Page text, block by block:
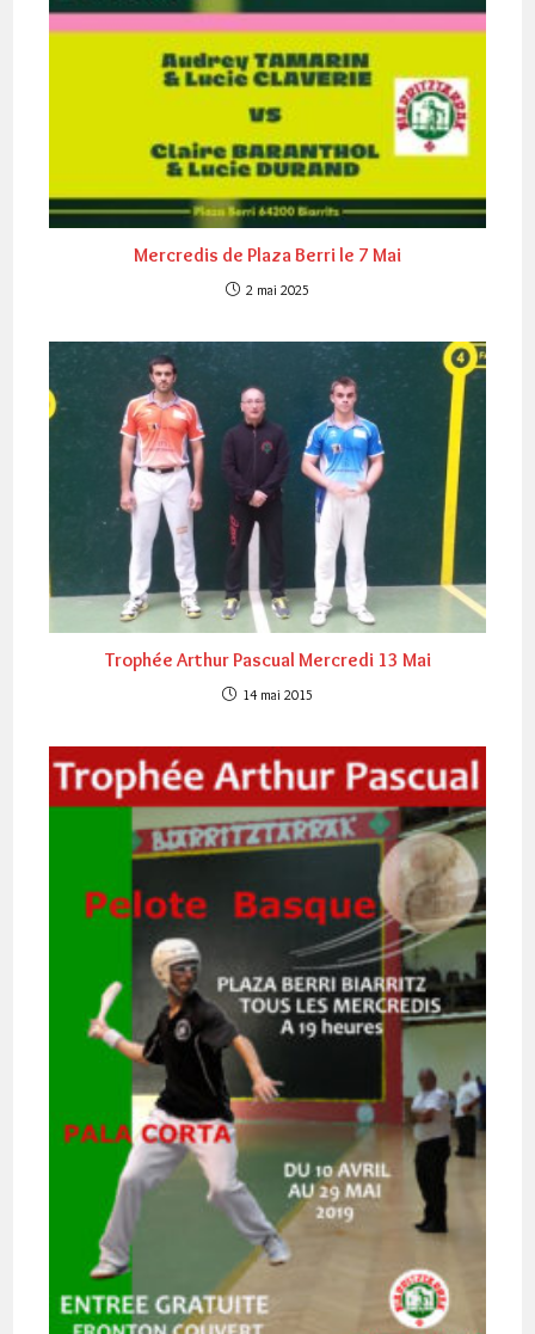
Mercredis de Plaza Berri le 7 Mai
2 mai 2025
Trophée Arthur Pascual Mercredi 13 Mai
14 mai 2015